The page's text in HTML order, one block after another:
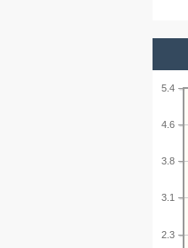
2.3
3.1
3.8
4.6
5.4